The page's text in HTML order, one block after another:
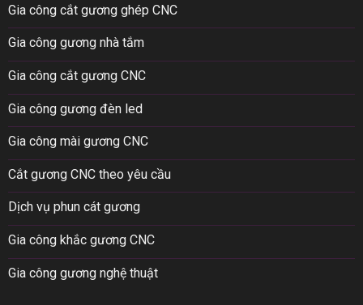
Gia công cắt gương ghép CNC
Gia công gương nhà tắm
Gia công cắt gương CNC
Gia công gương đèn led
Gia công mài gương CNC
Cắt gương CNC theo yêu cầu
Dịch vụ phun cát gương
Gia công khắc gương CNC
Gia công gương nghệ thuật